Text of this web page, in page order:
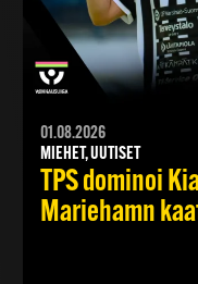
01.08.2026
MIEHET, UUTISET
TPS dominoi
Mariehamn